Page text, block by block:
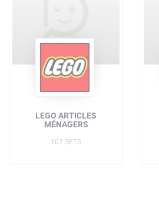
LEGO ARTICLES
MÉNAGERS
107 SETS